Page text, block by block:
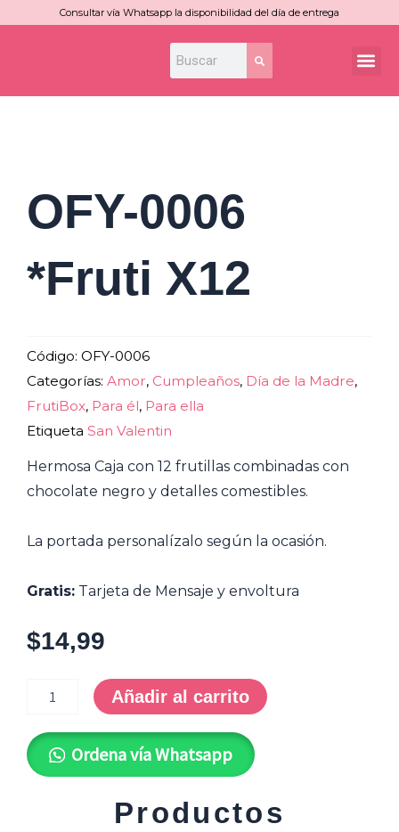
Consultar vía Whatsapp la disponibilidad del día de entrega
Search
OFY-0006
*Fruti X12
Código: OFY-0006
Categorías: Amor, Cumpleaños, Día de la Madre,
FrutiBox, Para él, Para ella
Etiqueta San Valentin
Hermosa Caja con 12 frutillas combinadas con
chocolate negro y detalles comestibles.
La portada personalízalo según la ocasión.
Gratis: Tarjeta de Mensaje y envoltura
$14,99
*Fruti
cantidad
Añadir al carrito
Ordena vía Whatsapp
Productos